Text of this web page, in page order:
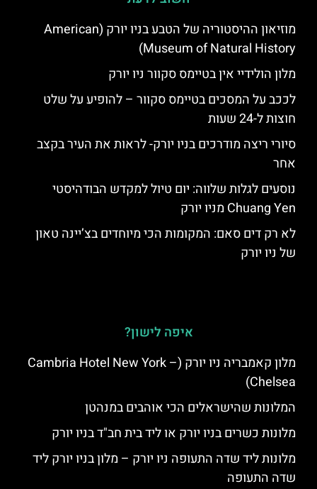
מוזיאון ההיסטוריה של הטבע בניו יורק (American
Museum of Natural History)
מלון הולידיי אין בטיימס סקוור ניו יורק
לככב על המסכים בטיימס סקוור – להופיע על שלט
חוצות ל-24 שעות
סיורי ריצה מודרכים בניו יורק- לראות את העיר בקצב
אחר
נוסעים לגלות שלווה: יום טיול למקדש הבודהיסטי
Chuang Yen מניו יורק
לא רק דים סאם: המקומות הכי מיוחדים בצ’יינה טאון
של ניו יורק
איפה לישון?
מלון קאמבריה ניו יורק (Cambria Hotel New York –
Chelsea)
המלונות שהישראלים הכי אוהבים במנהטן
מלונות כשרים בניו יורק או ליד בית חב"ד בניו יורק
מלונות ליד שדה התעופה ניו יורק – מלון בניו יורק ליד
שדה התעופה